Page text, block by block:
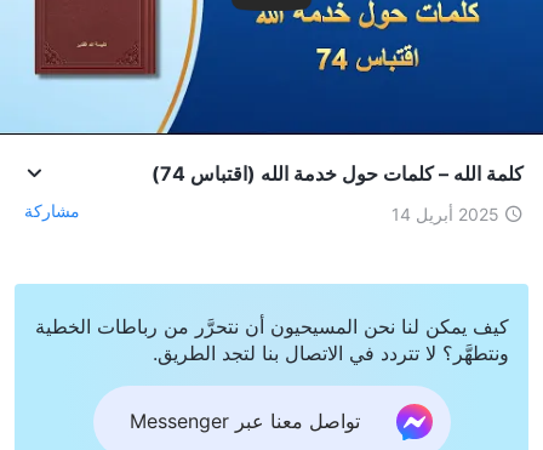
كلمة الله – كلمات حول خدمة الله (اقتباس 74)
2025 أبريل 14 مشاركة
كيف يمكن لنا نحن المسيحيون أن نتحرَّر من رباطات الخطية
ونتطهَّر؟ لا تتردد في الاتصال بنا لتجد الطريق.
تواصل معنا عبر Messenger